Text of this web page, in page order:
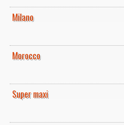
Milano
Morocco
Super maxi